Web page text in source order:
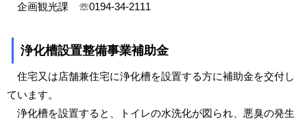
企画観光課 ☏0194-34-2111
浄化槽設置整備事業補助金
住宅又は店舗兼住宅に浄化槽を設置する方に補助金を交付し
ています。
浄化槽を設置すると、トイレの水洗化が図られ、悪臭の発生